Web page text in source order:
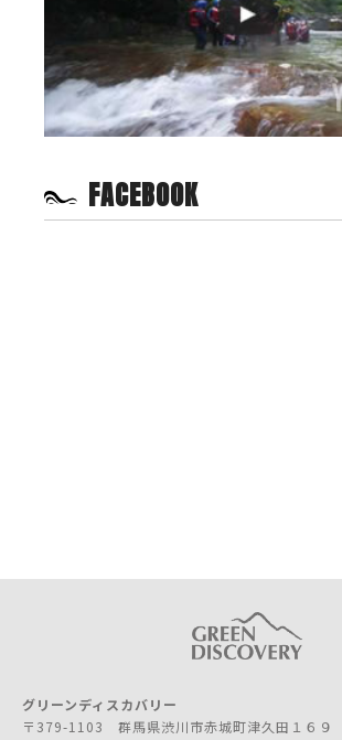
FACEBOOK
グリーンディスカバリー
〒379-1103 群馬県渋川市赤城町津久田１６９